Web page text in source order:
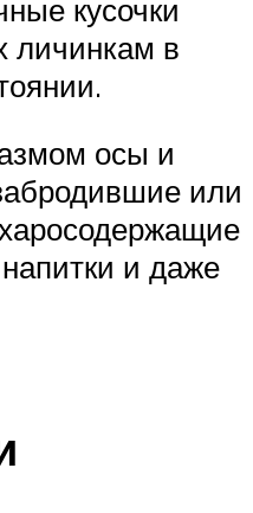
кусочки
личинкам в
осы и
или
и даже